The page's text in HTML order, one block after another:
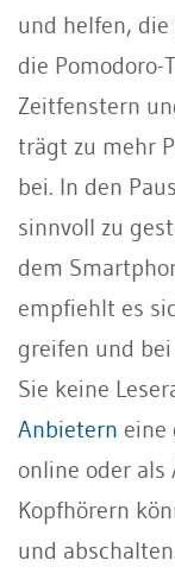
und helfen,
die
Zeitfenstern
trägt zu mehr
bei. In den
sinnvoll zu
dem
empfiehlt es
greifen und bei
Sie keine
Anbietern eine
online oder als
Kopfhörern
und